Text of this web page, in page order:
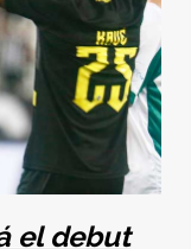
el debut